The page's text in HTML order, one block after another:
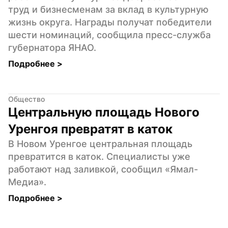
труд и бизнесменам за вклад в культурную
жизнь округа. Награды получат победители
шести номинаций, сообщила пресс-служба
губернатора ЯНАО.
Подробнее >
Общество
Центральную площадь Нового
Уренгоя превратят в каток
В Новом Уренгое центральная площадь
превратится в каток. Специалисты уже
работают над заливкой, сообщил «Ямал-
Медиа».
Подробнее >